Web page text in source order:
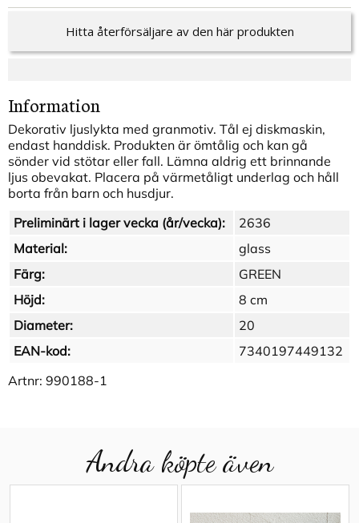
Hitta återförsäljare av den här produkten
Information
Dekorativ ljuslykta med granmotiv. Tål ej diskmaskin,
endast handdisk. Produkten är ömtålig och kan gå
sönder vid stötar eller fall. Lämna aldrig ett brinnande
ljus obevakat. Placera på värmetåligt underlag och håll
borta från barn och husdjur.
Preliminärt i lager vecka (år/vecka):
2636
Material:
glass
Färg:
GREEN
Höjd:
8 cm
Diameter:
20
EAN-kod:
7340197449132
Artnr: 990188-1
Andra köpte även